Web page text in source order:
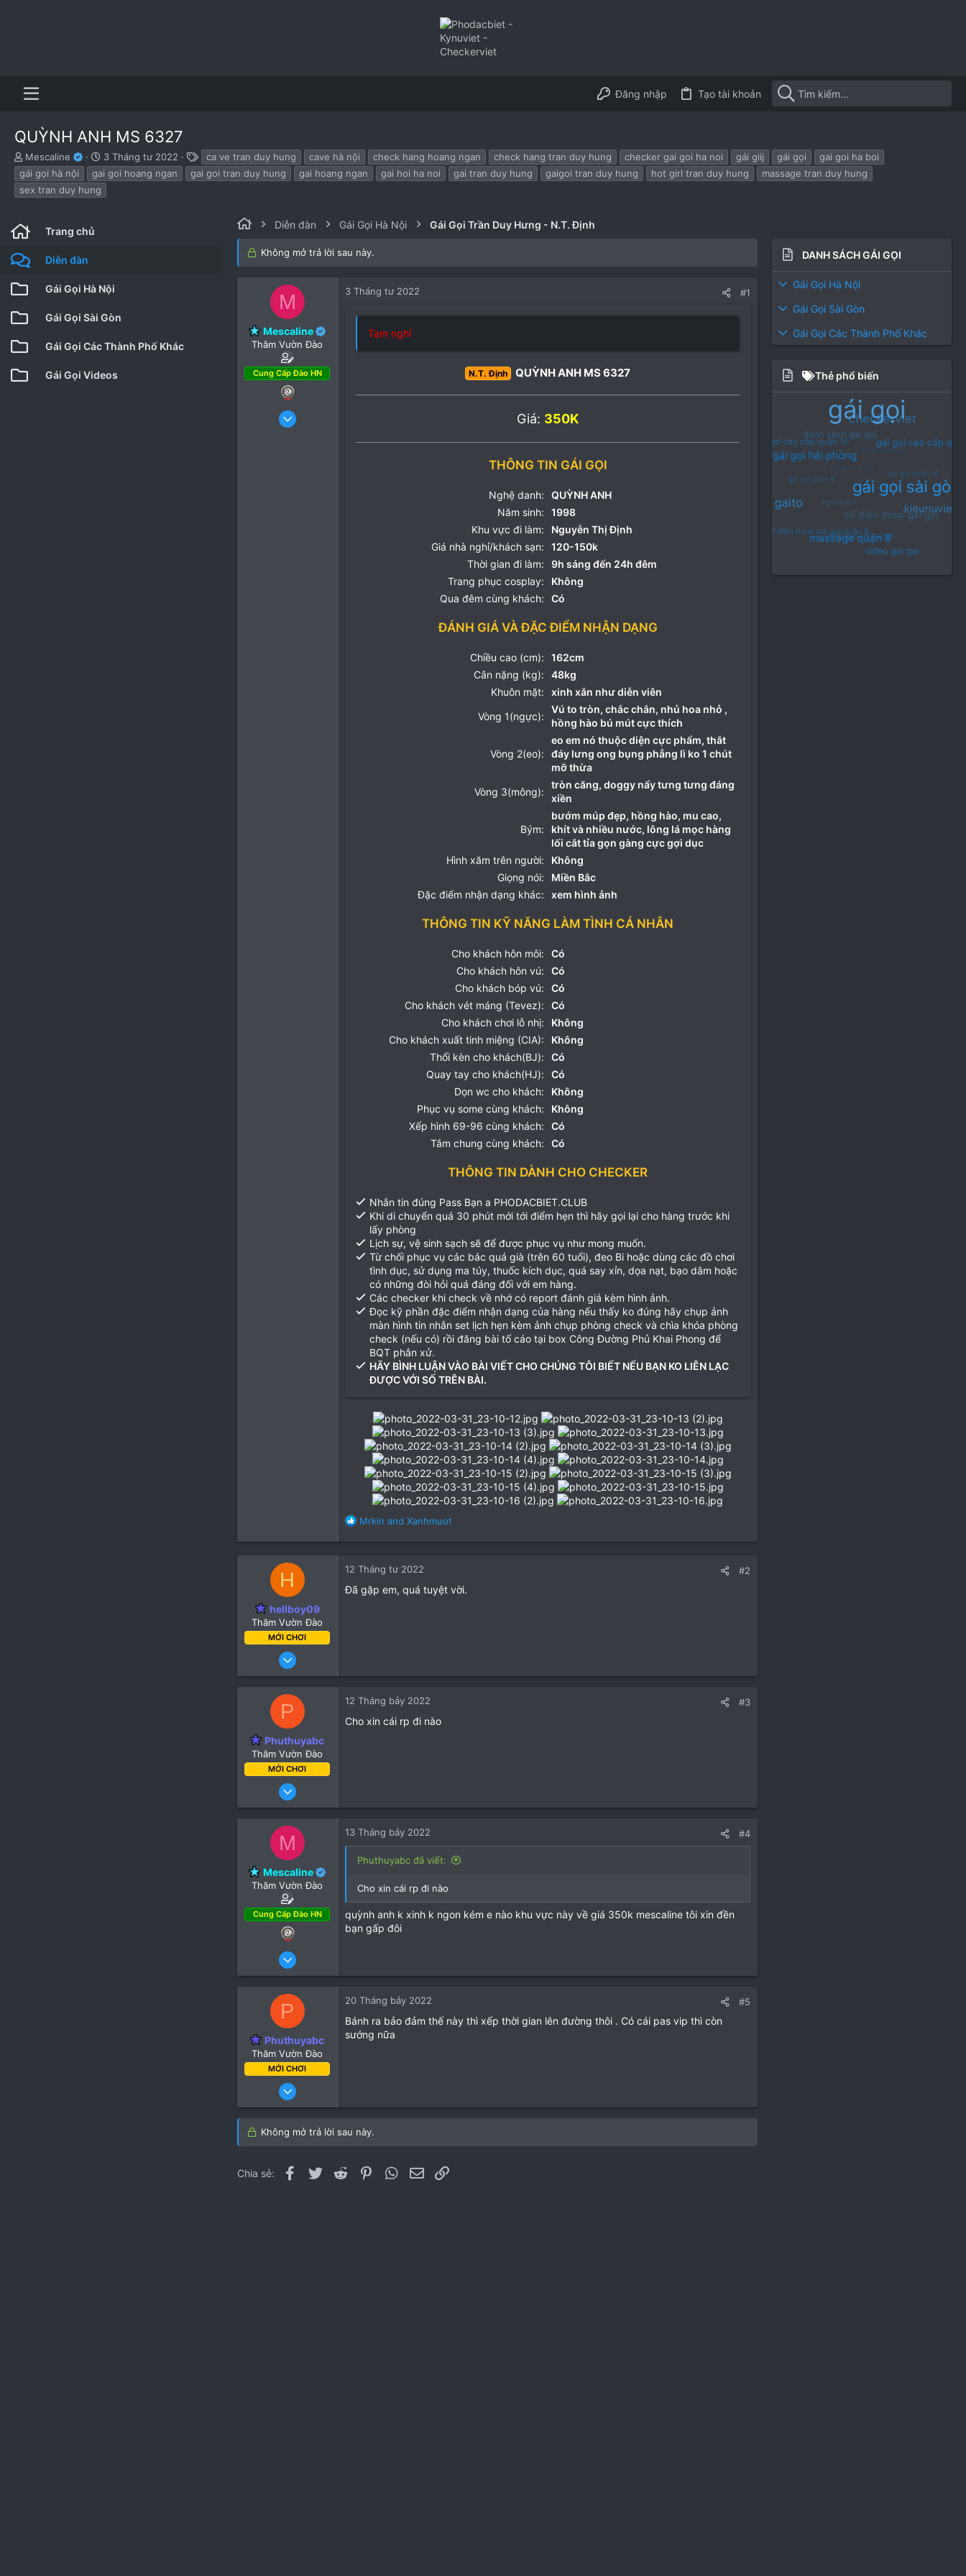
Đăng nhập Tạo tài khoản
QUỲNH ANH MS 6327
B
ắ
t
đ
Mescaline
N
g
à
3 Tháng tư 2022
h
ẻ
ca ve tran duy hung cave hà nội check hang hoang ngan check hang tran duy hung checker gai goi ha noi gái giij gái gọi
gai goi ha boi
gái gọi hà nội
gai goi hoang ngan gai goi tran duy hung gai hoang ngan gai hoi ha noi gai tran duy hung gaigoi tran duy hung hot girl tran duy hung
massage tran duy hung
sex tran duy hung
Trang chủ
Diễn đàn
Gái Gọi Hà Nội
Gái Gọi Sài Gòn
Gái Gọi Các Thành Phố Khác
Gái Gọi Videos
Diễn đàn Gái Gọi Hà Nội Gái Gọi Trần Duy Hưng - N.T. Định
Không mở trả lời sau này.
M
Mescaline
Thăm Vườn Đào
Cung Cấp Đào HN
3 Tháng tư 2022 #1
Tạm nghỉ
N.T. Định QUỲNH ANH MS 6327
Giá: 350K
THÔNG TIN GÁI GỌI
Nghệ danh:
QUỲNH ANH
Năm sinh:
1998
Khu vực đi làm:
Nguyễn Thị Định
Giá nhà nghỉ/khách sạn:
120-150k
Thời gian đi làm:
9h sáng đến 24h đêm
Trang phục cosplay:
Không
Qua đêm cùng khách:
Có
ĐÁNH GIÁ VÀ ĐẶC ĐIỂM NHẬN DẠNG
Chiều cao (cm):
162cm
Cân nặng (kg):
48kg
Khuôn mặt:
xinh xắn như diễn viên
Vòng 1(ngực):
Vú to tròn, chắc chắn, nhủ hoa nhỏ ,
hồng hào bú mút cực thích
Vòng 2(eo):
eo em nó thuộc diện cực phẩm, thắt
đáy lưng ong bụng phẳng lì ko 1 chút
mỡ thừa
Vòng 3(mông):
tròn căng, doggy nẩy tưng tưng đáng
xiền
Bým:
bướm múp đẹp, hồng hào, mu cao,
khít và nhiều nước, lông lá mọc hàng
lối cắt tỉa gọn gàng cực gợi dục
Hình xăm trên người:
Không
Giọng nói:
Miền Bắc
Đặc điểm nhận dạng khác:
xem hình ảnh
THÔNG TIN KỸ NĂNG LÀM TÌNH CÁ NHÂN
Cho khách hôn môi:
Có
Cho khách hôn vú:
Có
Cho khách bóp vú:
Có
Cho khách vét máng (Tevez):
Có
Cho khách chơi lỗ nhị:
Không
Cho khách xuất tinh miệng (CIA):
Không
Thổi kèn cho khách(BJ):
Có
Quay tay cho khách(HJ):
Có
Dọn wc cho khách:
Không
Phục vụ some cùng khách:
Không
Xếp hình 69-96 cùng khách:
Có
Tắm chung cùng khách:
Có
THÔNG TIN DÀNH CHO CHECKER
Nhắn tin đúng Pass Bạn a PHODACBIET.CLUB
Khi di chuyển quá 30 phút mới tới điểm hẹn thì hãy gọi lại cho hàng trước khi
lấy phòng
Lịch sự, vệ sinh sạch sẽ để được phục vụ như mong muốn.
Từ chối phục vụ các bác quá già (trên 60 tuổi), đeo Bi hoặc dùng các đồ chơi
tình dục, sử dụng ma túy, thuốc kích dục, quá say xỉn, dọa nạt, bạo dâm hoặc
có những đòi hỏi quá đáng đối với em hàng.
Các checker khi check về nhớ có report đánh giá kèm hình ảnh.
Đọc kỹ phần đặc điểm nhận dạng của hàng nếu thấy ko đúng hãy chụp ảnh
màn hình tin nhắn set lịch hẹn kèm ảnh chụp phòng check và chìa khóa phòng
check (nếu có) rồi đăng bài tố cáo tại box Công Đường Phủ Khai Phong để
BQT phân xử.
HÃY BÌNH LUẬN VÀO BÀI VIẾT CHO CHÚNG TÔI BIẾT NẾU BẠN KO LIÊN LẠC
ĐƯỢC VỚI SỐ TRÊN BÀI.
R
t
o
Mrkin and Xanhmuot
H
hellboy09
Thăm Vườn Đào
MỚI CHƠI
0
12 Tháng tư 2022 #2
Đã gặp em, quá tuyệt vời.
P
Phuthuyabc
Thăm Vườn Đào
MỚI CHƠI
1
12 Tháng bảy 2022 #3
Cho xin cái rp đi nào
M
Mescaline
Thăm Vườn Đào
Cung Cấp Đào HN
16
13 Tháng bảy 2022 #4
Phuthuyabc đã viết:
Cho xin cái rp đi nào
quỳnh anh k xinh k ngon kém e nào khu vực này về giá 350k mescaline tôi xin đền
bạn gấp đôi
P
Phuthuyabc
Thăm Vườn Đào
MỚI CHƠI
20 Tháng bảy 2022 #5
Bánh ra bảo đảm thế này thì xếp thời gian lên đường thôi . Có cái pas vip thì còn
sướng nữa
Không mở trả lời sau này.
Chia sẻ: Facebook
Twitter Reddit PinterestWhatsApp
Email
DANH SÁCH GÁI GỌI
Gái Gọi Hà Nội
Gái Gọi Sài Gòn
Gái Gọi Các Thành Phố Khác
Thẻ phổ biến